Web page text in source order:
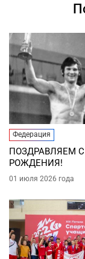
Федерация
ПОЗДРАВЛЯЕМ
РОЖДЕНИЯ!
01 июля 2026 года